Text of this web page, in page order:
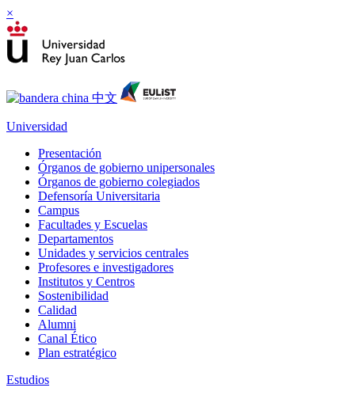
×
Universidad
Presentación
Órganos de gobierno unipersonales
Órganos de gobierno colegiados
Defensoría Universitaria
Campus
Facultades y Escuelas
Departamentos
Unidades y servicios centrales
Profesores e investigadores
Institutos y Centros
Sostenibilidad
Calidad
Alumni
Canal Ético
Plan estratégico
Estudios